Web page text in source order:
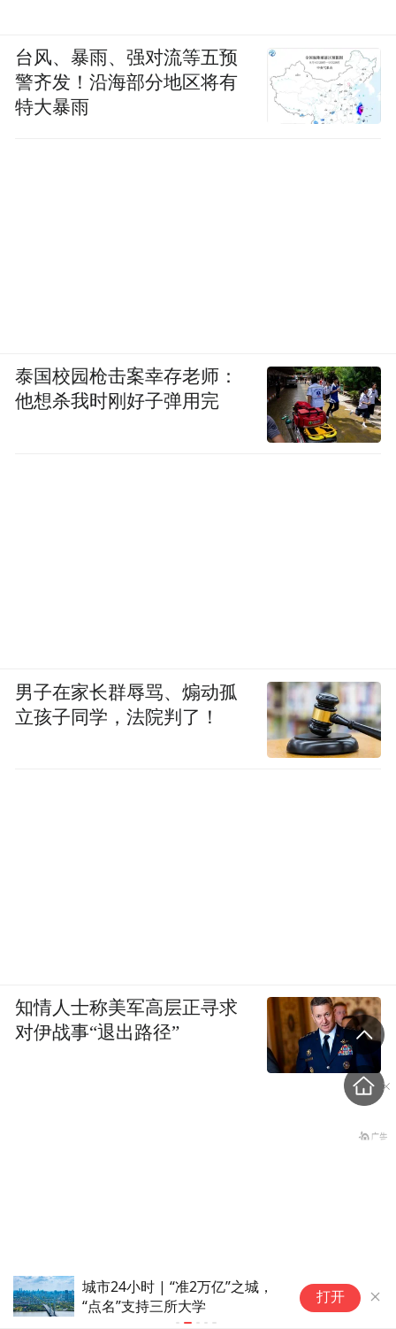
城市24小时 | “准2万亿”之城，
“点名”支持三所大学
近四十个Ⅰ
步入“收获季
打开
台风、暴雨、强对流等五预
警齐发！沿海部分地区将有
特大暴雨
泰国校园枪击案幸存老师：
他想杀我时刚好子弹用完
男子在家长群辱骂、煽动孤
立孩子同学，法院判了！
知情人士称美军高层正寻求
对伊战事“退出路径”
河南刑案嫌犯被抓：逃窜过